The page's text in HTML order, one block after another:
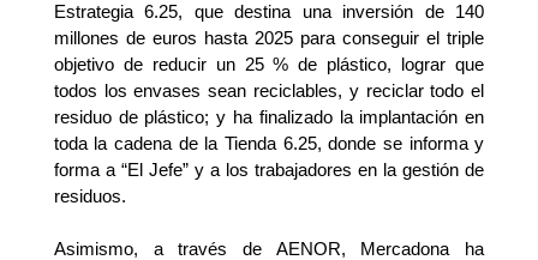
Estrategia 6.25, que destina una inversión de 140
millones de euros hasta 2025 para conseguir el triple
objetivo de reducir un 25 % de plástico, lograr que
todos los envases sean reciclables, y reciclar todo el
residuo de plástico; y ha finalizado la implantación en
toda la cadena de la Tienda 6.25, donde se informa y
forma a “El Jefe” y a los trabajadores en la gestión de
residuos.
Asimismo, a través de AENOR, Mercadona ha